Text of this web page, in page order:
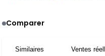
Comparer
Similaires Ventes